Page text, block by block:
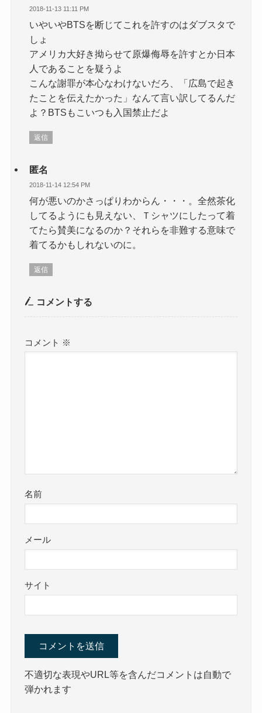
2018-11-13 11:11 PM
いやいやBTSを断じてこれを許すのはダブスタで
しょ
アメリカ大好き拗らせて原爆侮辱を許すとか日本
人であることを疑うよ
こんな謝罪が本心なわけないだろ、「広島で起き
たことを伝えたかった」なんて言い訳してるんだ
よ？BTSもこいつも入国禁止だよ
返信
匿名
2018-11-14 12:54 PM
何が悪いのかさっぱりわからん・・・。全然茶化
してるようにも見えない、Ｔシャツにしたって着
てたら賛美になるのか？それらを非難する意味で
着てるかもしれないのに。
返信
コメントする
コメント ※
名前
メール
サイト
不適切な表現やURL等を含んだコメントは自動で
弾かれます